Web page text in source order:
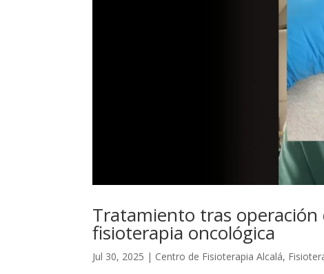
Tratamiento tras operación
fisioterapia oncológica
Jul 30, 2025 | Centro de Fisioterapia Alcalá,